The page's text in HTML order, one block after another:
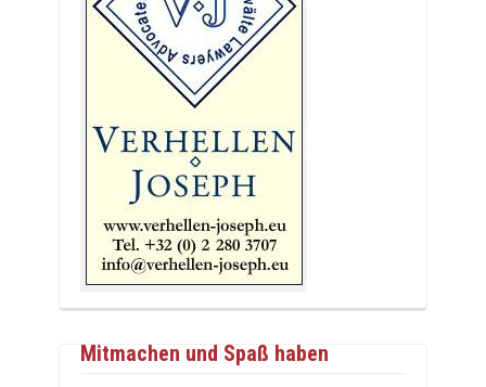
Mitmachen und Spaß haben